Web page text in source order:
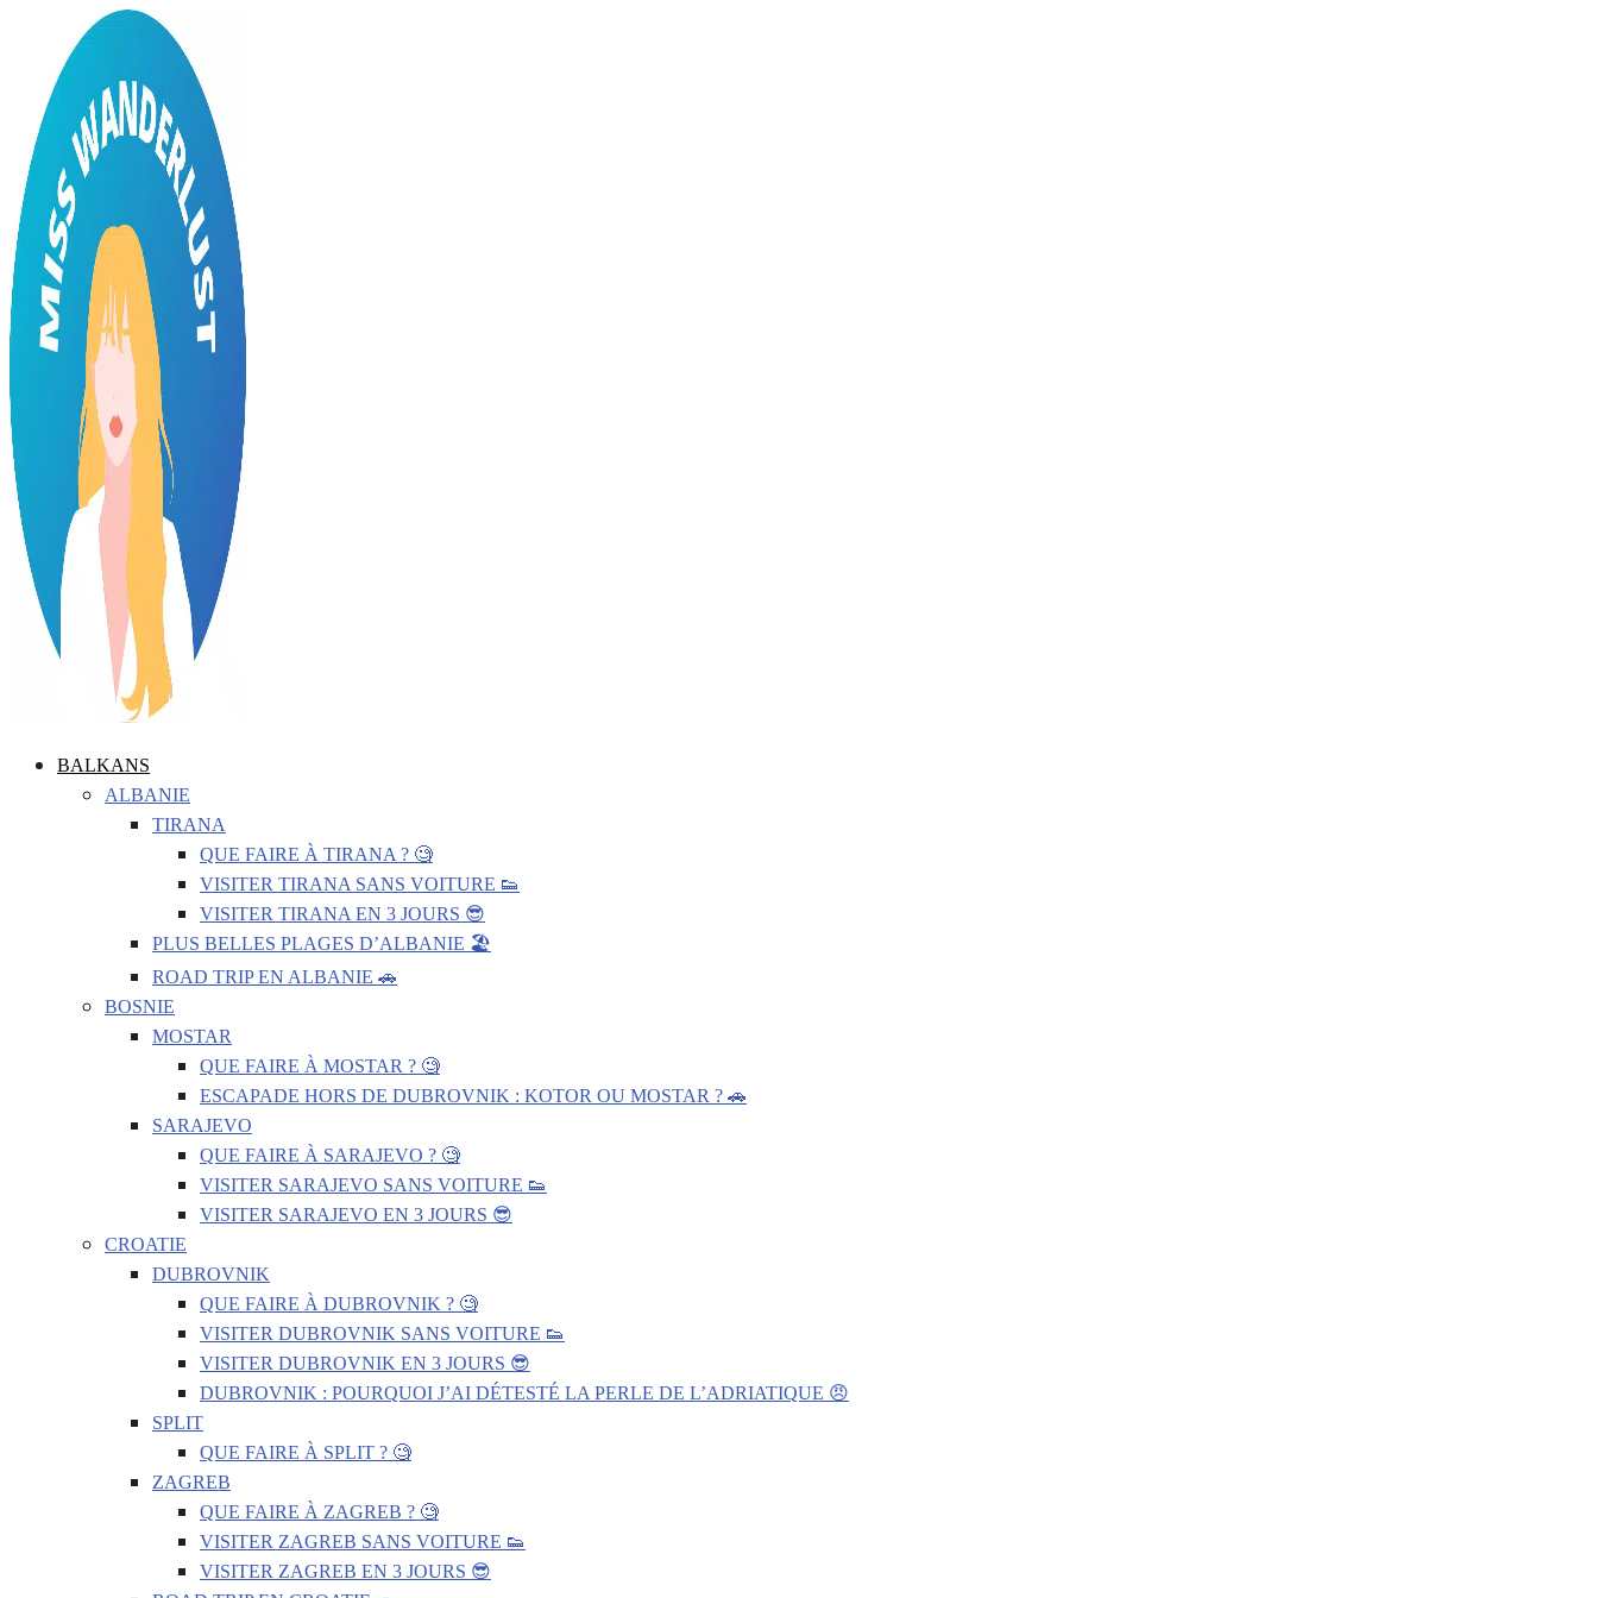
BALKANS
ALBANIE
TIRANA
QUE FAIRE À TIRANA ? 🧐
VISITER TIRANA SANS VOITURE 👟
VISITER TIRANA EN 3 JOURS 😎
PLUS BELLES PLAGES D’ALBANIE 🏖️
ROAD TRIP EN ALBANIE 🚗
BOSNIE
MOSTAR
QUE FAIRE À MOSTAR ? 🧐
ESCAPADE HORS DE DUBROVNIK : KOTOR OU MOSTAR ? 🚗
SARAJEVO
QUE FAIRE À SARAJEVO ? 🧐
VISITER SARAJEVO SANS VOITURE 👟
VISITER SARAJEVO EN 3 JOURS 😎
CROATIE
DUBROVNIK
QUE FAIRE À DUBROVNIK ? 🧐
VISITER DUBROVNIK SANS VOITURE 👟
VISITER DUBROVNIK EN 3 JOURS 😎
DUBROVNIK : POURQUOI J’AI DÉTESTÉ LA PERLE DE L’ADRIATIQUE 😠
SPLIT
QUE FAIRE À SPLIT ? 🧐
ZAGREB
QUE FAIRE À ZAGREB ? 🧐
VISITER ZAGREB SANS VOITURE 👟
VISITER ZAGREB EN 3 JOURS 😎